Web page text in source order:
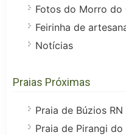
Fotos do Morro do
Feirinha de
Notícias
Praias Próximas
Praia de Búzios RN
Praia de Pirangi